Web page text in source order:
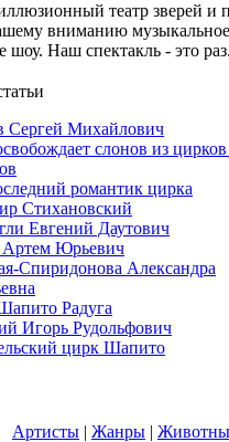
театр зверей и
вниманию
шоу. Наш спектакль - это
Сергей Михайлович
слонов из
романтик цирка
Стихановский
Евгений Даутович
Юрьевич
Спиридонова Александра
Радуга
Игорь Рудольфович
цирк Шапито
Артисты | Жанры |